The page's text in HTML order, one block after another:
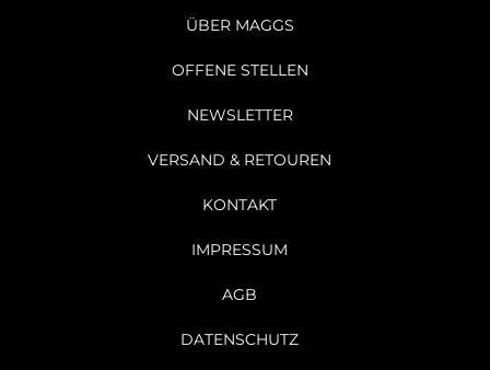
ÜBER MAGGS
OFFENE STELLEN
NEWSLETTER
VERSAND & RETOUREN
KONTAKT
IMPRESSUM
AGB
DATENSCHUTZ